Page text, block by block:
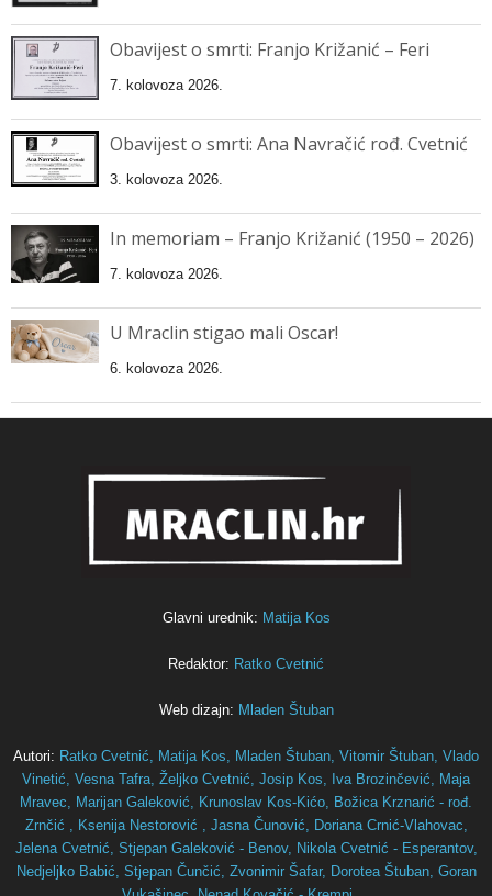
Obavijest o smrti: Franjo Križanić – Feri
7. kolovoza 2026.
Obavijest o smrti: Ana Navračić rođ. Cvetnić
3. kolovoza 2026.
In memoriam – Franjo Križanić (1950 – 2026)
7. kolovoza 2026.
U Mraclin stigao mali Oscar!
6. kolovoza 2026.
Glavni urednik: Matija Kos
Redaktor: Ratko Cvetnić
Web dizajn: Mladen Štuban
Autori: Ratko Cvetnić, Matija Kos, Mladen Štuban, Vitomir Štuban, Vlado
Vinetić, Vesna Tafra, Željko Cvetnić, Josip Kos, Iva Brozinčević,
Maja
Mravec, Marijan Galeković, Krunoslav Kos-Kićo, Božica Krznarić - rođ.
Zrnčić , Ksenija Nestorović , Jasna Čunović, Doriana Crnić-Vlahovac,
Jelena Cvetnić, Stjepan Galeković - Benov, Nikola Cvetnić - Esperantov,
Nedjeljko Babić, Stjepan Čunčić, Zvonimir Šafar, Dorotea Štuban, Goran